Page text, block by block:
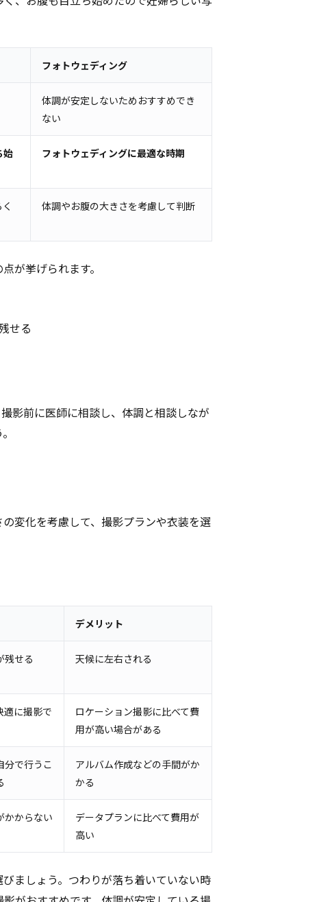
フォトウェディング
体調が安定しないためおすすめでき
ない
始
フォトウェディングに最適な時期
体調やお腹の大きさを考慮して判断
が挙げられます。
せる
影前に医師に相談し、体調と相談しなが
変化を考慮して、撮影プランや衣装を選
デメリット
残せる 天候に左右される
適に撮影で
ロケーション撮影に比べて費
用が高い場合がある
分で行うこ
アルバム作成などの手間がか
かる
かからない
データプランに比べて費用が
高い
ましょう。つわりが落ち着いていない時